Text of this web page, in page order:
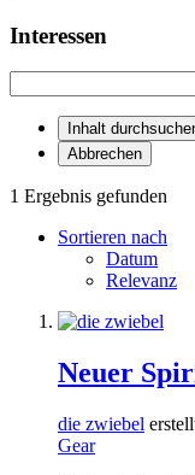
Interessen
Inhalt
Abbrechen
1 Ergebnis gefunden
Sortieren nach
Datum
Relevanz
Neuer
die zwiebel
Gear